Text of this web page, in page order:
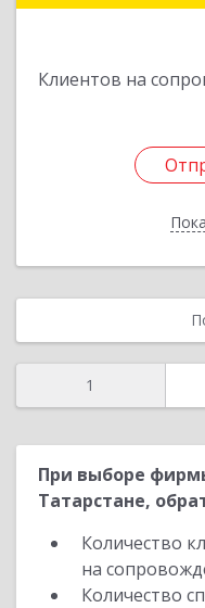
Клиентов на
1
При выборе
Татарстане,
Количество
на
Количество